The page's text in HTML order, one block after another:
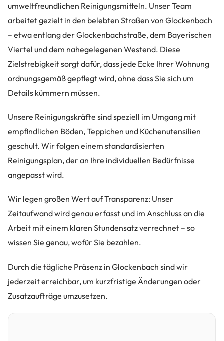
umweltfreundlichen Reinigungsmitteln. Unser Team
arbeitet gezielt in den belebten Straßen von Glockenbach
– etwa entlang der Glockenbachstraße, dem Bayerischen
Viertel und dem nahegelegenen Westend. Diese
Zielstrebigkeit sorgt dafür, dass jede Ecke Ihrer Wohnung
ordnungsgemäß gepflegt wird, ohne dass Sie sich um
Details kümmern müssen.
Unsere Reinigungskräfte sind speziell im Umgang mit
empfindlichen Böden, Teppichen und Küchenutensilien
geschult. Wir folgen einem standardisierten
Reinigungsplan, der an Ihre individuellen Bedürfnisse
angepasst wird.
Wir legen großen Wert auf Transparenz: Unser
Zeitaufwand wird genau erfasst und im Anschluss an die
Arbeit mit einem klaren Stundensatz verrechnet – so
wissen Sie genau, wofür Sie bezahlen.
Durch die tägliche Präsenz in Glockenbach sind wir
jederzeit erreichbar, um kurzfristige Änderungen oder
Zusatzaufträge umzusetzen.